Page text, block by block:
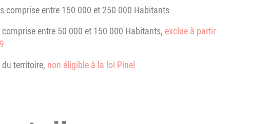
comprise entre 150 000 et 250 000 Habitants
comprise entre 50 000 et 150 000 Habitants, exclue à partir
du territoire, non éligible à la loi Pinel